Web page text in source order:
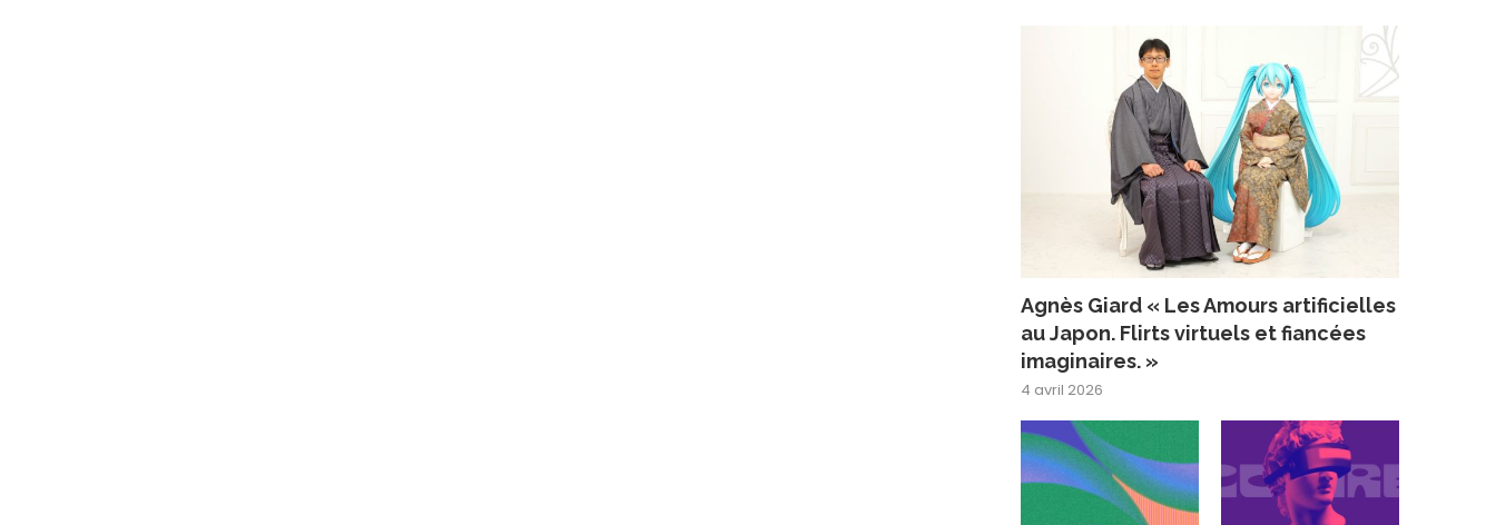
Agnès Giard « Les Amours artificielles
au Japon. Flirts virtuels et fiancées
imaginaires. »
4 avril 2026